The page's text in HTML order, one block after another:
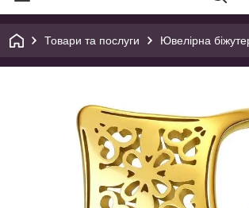
Товари та послуги Ювелірна